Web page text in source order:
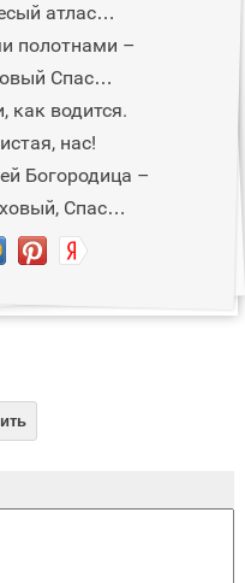
атлас…
полотнами –
Спас…
как водится.
нас!
Богородица –
Спас…